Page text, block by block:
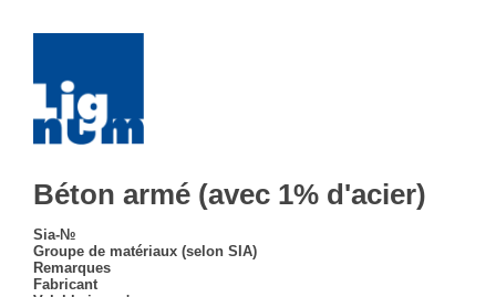
Béton armé (avec 1% d'acier)
Sia-№
Groupe de matériaux (selon SIA)
Remarques
Fabricant